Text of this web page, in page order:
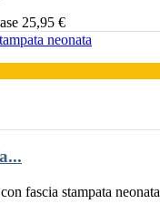
25,95 €
fascia stampata neonata